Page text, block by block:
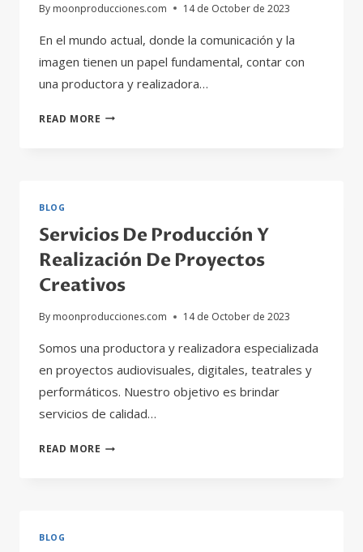
By moonproducciones.com 14 de October de 2023
En el mundo actual, donde la comunicación y la
imagen tienen un papel fundamental, contar con
una productora y realizadora…
READ MORE LA
DE
PROYECTOS
AUDIOVISUALES
BLOG
Servicios De Producción Y
Realización De Proyectos
Creativos
By moonproducciones.com 14 de October de 2023
Somos una productora y realizadora especializada
en proyectos audiovisuales, digitales, teatrales y
performáticos. Nuestro objetivo es brindar
servicios de calidad…
READ MORE SERVICIOS
BLOG